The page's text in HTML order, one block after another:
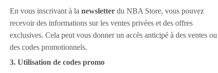
En vous inscrivant à la newsletter du NBA Store, vous pouvez
recevoir des informations sur les ventes privées et des offres
exclusives. Cela peut vous donner un accès anticipé à des ventes ou
des codes promotionnels.
3. Utilisation de codes promo